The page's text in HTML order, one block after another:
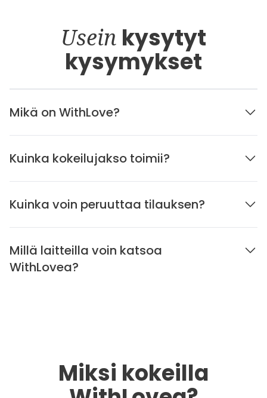
Usein kysytyt
kysymykset
Mikä on WithLove?
Kuinka kokeilujakso toimii?
Kuinka voin peruuttaa tilauksen?
Millä laitteilla voin katsoa
WithLovea?
Miksi kokeilla